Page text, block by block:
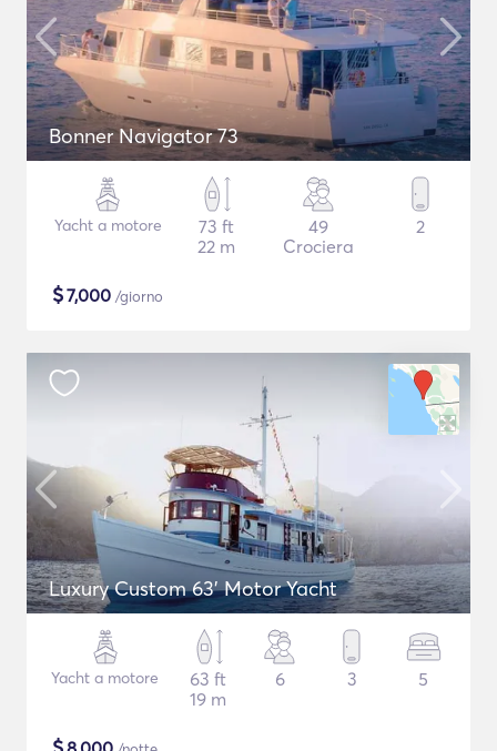
Bonner Navigator 73
Yacht a motore
73 ft
22 m
49
Crociera
2
$7,000 /giorno
Luxury Custom 63' Motor Yacht
Yacht a motore
63 ft
19 m
6 3 5